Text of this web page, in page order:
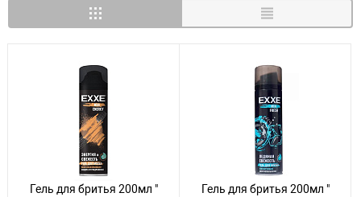
Гель для бритья 200мл "
Гель для бритья 200мл "